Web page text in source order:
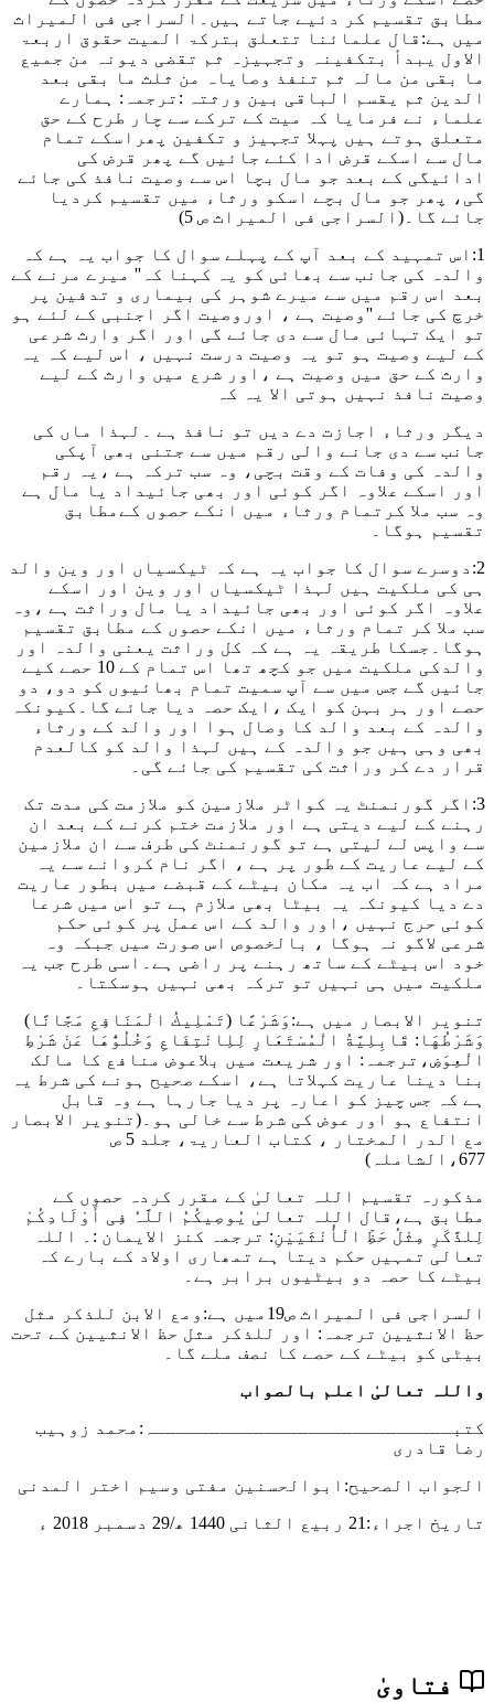
مطابق تقسیم کر دئیے جاتے ہیں۔السراجی فی المیراث
میں ہے: قال علمائنا تتعلق بترکۃ المیت حقوق اربعۃ
الاول یبدأ بتکفینہ وتجہیزہ ثم تقضی دیونہ من جمیع
ما بقی من مالہ ثم تنفذ وصایاہ من ثلث ما بقی بعد
الدین ثم یقسم الباقی بین ورثتہ : ترجمہ: ہمارے
علماء نے فرمایا کہ میت کے ترکے سے چار طرح کے حق
متعلق ہوتے ہیں پہلا تجہیز و تکفین پھراسکے تمام
مال سے اسکے قرض ادا کئے جائیں گے پھر قرض کی
ادائیگی کے بعد جو مال بچا اس سے وصیت نافذ کی جائے
گی، پھر جو مال بچے اسکو ورثاء میں تقسیم کردیا
جائے گا۔(السراجی فی المیراث ص 5)
1:اس تمہید کے بعد آپ کے پہلے سوال کا جواب یہ ہے کہ
والدہ کی جانب سے بھائی کو یہ کہنا کہ'' میرے مرنے کے
بعد اس رقم میں سے میرے شوہر کی بیماری و تدفین پر
خرچ کی جائے ''وصیت ہے ، اوروصیت اگر اجنبی کے لئے ہو
تو ایک تہائی مال سے دی جائے گی اور اگر وارث شرعی
کے لیے وصیت ہو تو یہ وصیت درست نہیں ، اس لیے کہ یہ
وارث کے حق میں وصیت ہے ،اور شرع میں وارث کے لیے
وصیت نافذ نہیں ہوتی الا یہ کہ
دیگر ورثاء اجازت دے دیں تو نافذ ہے ۔لہذا ماں کی
جانب سے دی جانے والی رقم میں سے جتنی بھی آپکی
والدہ کی وفات کے وقت بچی، وہ سب ترکہ ہے ،یہ رقم
اور اسکے علاوہ اگر کوئی اور بھی جائیداد یا مال ہے
وہ سب ملا کرتمام ورثاء میں انکے حصوں کےمطابق
تقسیم ہوگا۔
2:دوسرے سوال کا جواب یہ ہے کہ ٹیکسیاں اور وین والد
ہی کی ملکیت ہیں لہذا ٹیکسیاں اور وین اور اسکے
علاوہ اگر کوئی اور بھی جائیداد یا مال وراثت ہے ،وہ
سب ملا کر تمام ورثاء میں انکے حصوں کے مطابق تقسیم
ہوگا۔جسکا طریقہ یہ ہے کہ کل وراثت یعنی والدہ اور
والدکی ملکیت میں جو کچھ تھا اس تمام کے 10 حصے کیے
جائیں گے جس میں سے آپ سمیت تمام بھائیوں کو دو، دو
حصے اور ہر بہن کو ایک ،ایک حصہ دیا جائے گا۔کیونکہ
والدہ کے بعد والد کا وصال ہوا اور والد کے ورثاء
بھی وہی ہیں جو والدہ کے ہیں لہذا والد کو کالعدم
قرار دے کر وراثت کی تقسیم کی جائے گی۔
3:اگر گورنمنٹ یہ کواٹر ملازمین کو ملازمت کی مدت تک
رہنے کے لیے دیتی ہے اور ملازمت ختم کرنے کے بعد ان
سے واپس لے لیتی ہے تو گورنمنٹ کی طرف سے ان ملازمین
کے لیے عاریت کے طور پر ہے ، اگر نام کروانے سے یہ
مراد ہے کہ اب یہ مکان بیٹے کے قبضے میں بطور عاریت
دے دیا کیونکہ یہ بیٹا بھی ملازم ہے تو اس میں شرعا
کوئی حرج نہیں ،اور والد کے اس عمل پر کوئی حکم
شرعی لاگو نہ ہوگا ، بالخصوص اس صورت میں جبکہ وہ
خود اس بیٹے کے ساتھ رہنے پر راضی ہے۔اسی طرح جب یہ
ملکیت میں ہی نہیں تو ترکہ بھی نہیں ہوسکتا۔
تنویر الابصار میں ہے: وَشَرْعًا (تَمْلِيكُ الْمَنَافِعِ مَجَّانًا)
وَشَرْطُهَا: قَابِلِيَّةُ الْمُسْتَعَارِ لِلِانْتِفَاعِ وَخُلُوُّهَا عَنْ شَرْطِ
الْعِوَضِ، ترجمہ: اور شریعت میں بلاعوض منافع کا مالک
بنا دینا عاریت کہلاتا ہے، اسکے صحیح ہونے کی شرط یہ
ہے کہ جس چیز کو اعارہ پر دیا جارہا ہے وہ قابل
انتفاع ہو اور عوض کی شرط سے خالی ہو۔(تنویر الابصار
مع الدر المختار ، کتاب العاریۃ، جلد 5 ص
677،الشاملہ)
مذکورہ تقسیم اللہ تعالیٰ کے مقرر کردہ حصوں کے
مطابق ہے، قال اللہ تعالیٰ یُوصِیکُمُ اللَّہُ فِی أَوْلَادِکُمْ
لِلذَّکَرِ مِثْلُ حَظِّ الْأُنْثَیَیْنِ: ترجمہ کنز الایمان :۔ اللہ
تعالی تمہیں حکم دیتا ہے تمھاری اولاد کے بارے کہ
بیٹے کا حصہ دو بیٹیوں برابر ہے۔
السراجی فی المیراث ص19میں ہے:
ومع الابن للذکر مثل
حظ الانثیین ترجمہ: اور للذکر مثل حظ الانثیین کے تحت
بیٹی کو بیٹے کے حصے کا نصف ملے گا۔
واللہ تعالیٰ اعلم بالصواب
کتبـــــــــــــــــــــــــــہ:محمد زوہیب
رضا قادری
الجواب الصحیح:ابوالحسنین مفتی وسیم اختر المدنی
تاریخ اجراء:21 ربیع الثانی 1440 ھ/29 دسمبر 2018 ء
فتاویٰ